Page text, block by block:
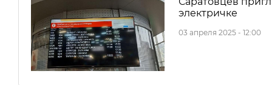
электричке
03 апреля 2025 - 12:00